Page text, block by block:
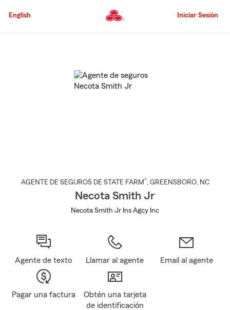
al
principal
English Iniciar Sesión
AGENTE DE SEGUROS DE STATE FARM®, GREENSBORO, NC
Necota Smith Jr
Necota Smith Jr Ins Agcy Inc
Agente de texto Llamar al agente Email al agente
Pagar una factura
Obtén una tarjeta
de identificación